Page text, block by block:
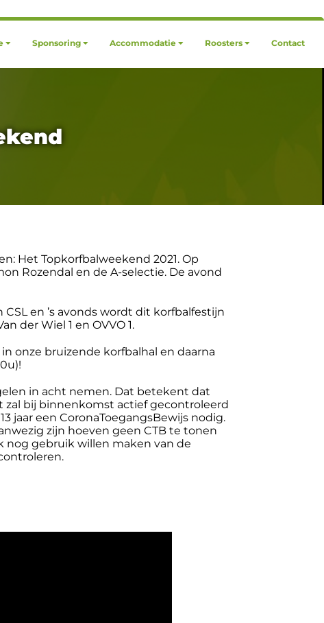
Sponsoring Accommodatie Roosters Contact
Het Topkorfbalweekend 2021. Op
Rozendal en de A-selectie. De avond
en ’s avonds wordt dit korfbalfestijn
der Wiel 1 en OVVO 1.
onze bruizende korfbalhal en daarna
in acht nemen. Dat betekent dat
zal bij binnenkomst actief gecontroleerd
jaar een CoronaToegangsBewijs nodig.
zijn hoeven geen CTB te tonen
nog gebruik willen maken van de